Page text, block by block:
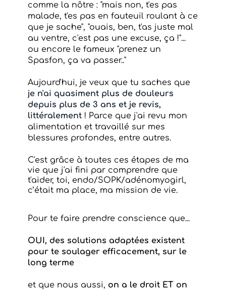
comme la nôtre : "mais non, t'es pas
malade, t'es pas en fauteuil roulant à ce
que je sache", "ouais, ben, t'as juste mal
au ventre, c'est pas une excuse, ça !"...
ou encore le fameux "prenez un
Spasfon, ça va passer.."
Aujourd'hui, je veux que tu saches que
je n'ai quasiment plus de douleurs
depuis plus de 3 ans et je revis,
littéralement ! Parce que j'ai revu mon
alimentation et travaillé sur mes
blessures profondes, entre autres.
C'est grâce à toutes ces étapes de ma
vie que j'ai fini par comprendre que
t'aider, toi, endo/SOPK/adénomyogirl,
c’était ma place, ma mission de vie.
Pour te faire prendre conscience que...
OUI, des solutions adaptées existent
pour te soulager efficacement, sur le
long terme
et que nous aussi, on a le droit ET on